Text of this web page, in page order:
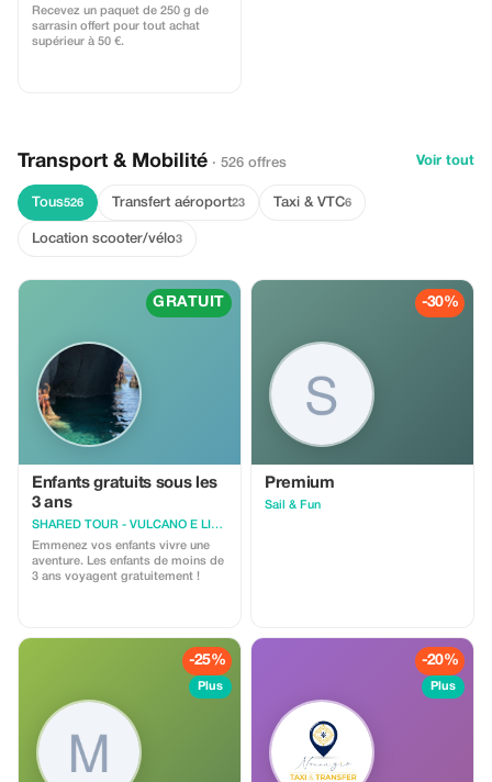
Recevez un paquet de 250 g de
sarrasin offert pour tout achat
supérieur à 50 €.
Transport & Mobilité · 526 offres Voir tout
Tous526 Transfert aéroport23 Taxi & VTC6
Location scooter/vélo3
GRATUIT
Enfants gratuits sous les
3 ans
SHARED TOUR - VULCANO E LIPARI
Emmenez vos enfants vivre une
aventure. Les enfants de moins de
3 ans voyagent gratuitement !
-30%
Premium
Sail & Fun
-25%
Plus
-20%
Plus